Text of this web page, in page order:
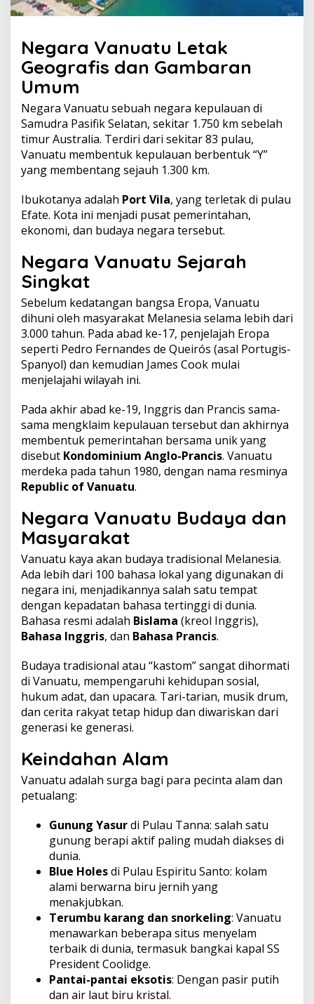
Negara Vanuatu Letak
Geografis dan Gambaran
Umum
Negara Vanuatu sebuah negara kepulauan di
Samudra Pasifik Selatan, sekitar 1.750 km sebelah
timur Australia. Terdiri dari sekitar 83 pulau,
Vanuatu membentuk kepulauan berbentuk “Y”
yang membentang sejauh 1.300 km.
Ibukotanya adalah Port Vila, yang terletak di pulau
Efate. Kota ini menjadi pusat pemerintahan,
ekonomi, dan budaya negara tersebut.
Negara Vanuatu Sejarah
Singkat
Sebelum kedatangan bangsa Eropa, Vanuatu
dihuni oleh masyarakat Melanesia selama lebih dari
3.000 tahun. Pada abad ke-17, penjelajah Eropa
seperti Pedro Fernandes de Queirós (asal Portugis-
Spanyol) dan kemudian James Cook mulai
menjelajahi wilayah ini.
Pada akhir abad ke-19, Inggris dan Prancis sama-
sama mengklaim kepulauan tersebut dan akhirnya
membentuk pemerintahan bersama unik yang
disebut Kondominium Anglo-Prancis. Vanuatu
merdeka pada tahun 1980, dengan nama resminya
Republic of Vanuatu.
Negara Vanuatu Budaya dan
Masyarakat
Vanuatu kaya akan budaya tradisional Melanesia.
Ada lebih dari 100 bahasa lokal yang digunakan di
negara ini, menjadikannya salah satu tempat
dengan kepadatan bahasa tertinggi di dunia.
Bahasa resmi adalah Bislama (kreol Inggris),
Bahasa Inggris, dan Bahasa Prancis.
Budaya tradisional atau “kastom” sangat dihormati
di Vanuatu, mempengaruhi kehidupan sosial,
hukum adat, dan upacara. Tari-tarian, musik drum,
dan cerita rakyat tetap hidup dan diwariskan dari
generasi ke generasi.
Keindahan Alam
Vanuatu adalah surga bagi para pecinta alam dan
petualang:
Gunung Yasurdi Pulau Tanna: salah satu
gunung berapi aktif paling mudah diakses di
dunia.
Blue Holesdi Pulau Espiritu Santo: kolam
alami berwarna biru jernih yang
menakjubkan.
Terumbu karang dan snorkeling: Vanuatu
menawarkan beberapa situs menyelam
terbaik di dunia, termasuk bangkai kapal SS
President Coolidge.
Pantai-pantai eksotis: Dengan pasir putih
dan air laut biru kristal.